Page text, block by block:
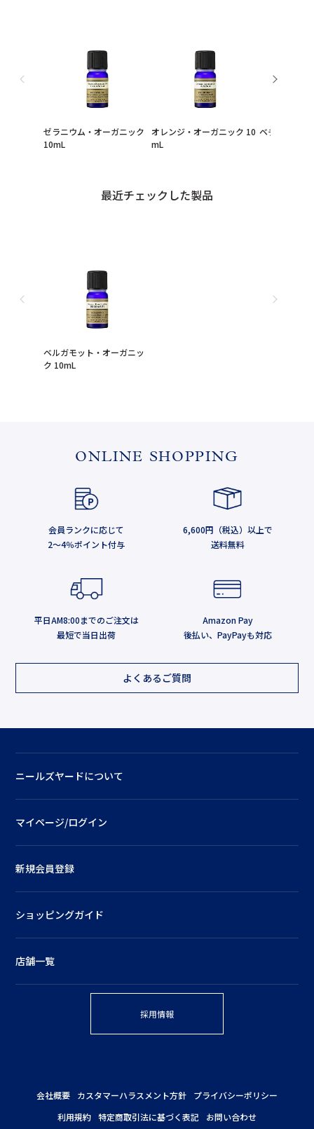
ゼラニウム・オーガニック
10mL
オレンジ・オーガニック 10
mL
ベチバー・オ
最近チェックした製品
ベルガモット・オーガニッ
ク 10mL
ONLINE SHOPPING
会員ランクに応じて
2～4％ポイント付与
6,600円（税込）以上で
送料無料
平日AM8:00までのご注文は
最短で当日出荷
Amazon Pay
後払い、PayPayも対応
よくあるご質問
ニールズヤードについて
マイページ/ログイン
新規会員登録
ショッピングガイド
店舗一覧
採用情報
会社概要 カスタマーハラスメント方針
プライバシーポリシー
利用規約 特定商取引法に基づく表記 お問い合わせ